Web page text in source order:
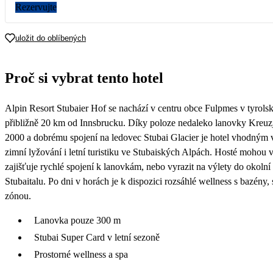
16 17 18 19 20 21
Rezervujte
uložit do oblíbených
Proč si vybrat tento hotel
Alpin Resort Stubaier Hof se nachází v centru obce Fulpmes v
přibližně 20 km od Innsbrucku. Díky poloze nedaleko lanovky
2000 a dobrému spojení na ledovec Stubai Glacier je hotel vhodným
zimní lyžování i letní turistiku ve Stubaiských Alpách. Hosté mohou
zajišťuje rychlé spojení k lanovkám, nebo vyrazit na výlety do
Stubaitalu. Po dni v horách je k dispozici rozsáhlé wellness s bazény,
zónou.
Lanovka pouze 300 m
Stubai Super Card v letní sezoně
Prostorné wellness a spa